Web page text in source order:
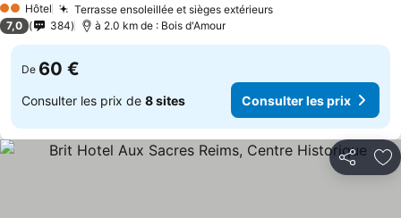
2 Étoiles
Hôtel Terrasse ensoleillée et sièges extérieurs
7,0 384 à 2.0 km de : Bois d'Amour
De 60 €
Consulter les prix de 8 sites Consulter les prix
Partager